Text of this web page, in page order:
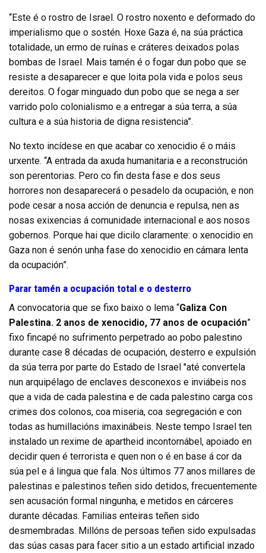
“Este é o rostro de Israel. O rostro noxento e deformado do
imperialismo que o sostén. Hoxe Gaza é, na súa práctica
totalidade, un ermo de ruínas e cráteres deixados polas
bombas de Israel. Mais tamén é o fogar dun pobo que se
resiste a desaparecer e que loita pola vida e polos seus
dereitos. O fogar minguado dun pobo que se nega a ser
varrido polo colonialismo e a entregar a súa terra, a súa
cultura e a súa historia de digna resistencia”.
No texto incídese en que acabar co xenocidio é o máis
urxente. “A entrada da axuda humanitaria e a reconstrución
son perentorias. Pero co fin desta fase e dos seus
horrores non desaparecerá o pesadelo da ocupación, e non
pode cesar a nosa acción de denuncia e repulsa, nen as
nosas exixencias á comunidade internacional e aos nosos
gobernos. Porque hai que dicilo claramente: o xenocidio en
Gaza non é senón unha fase do xenocidio en cámara lenta
da ocupación”.
Parar tamén a ocupación total e o desterro
A convocatoria que se fixo baixo o lema “Galiza Con
Palestina. 2 anos de xenocidio, 77 anos de ocupación”
fixo fincapé no sufrimento perpetrado ao pobo palestino
durante case 8 décadas de ocupación, desterro e expulsión
da súa terra por parte do Estado de Israel "até convertela
nun arquipélago de enclaves desconexos e inviábeis nos
que a vida de cada palestina e de cada palestino carga cos
crimes dos colonos, coa miseria, coa segregación e con
todas as humillacións imaxinábeis. Neste tempo Israel ten
instalado un rexime de apartheid incontornábel, apoiado en
decidir quen é terrorista e quen non o é en base á cor da
súa pel e á lingua que fala. Nos últimos 77 anos millares de
palestinas e palestinos teñen sido detidos, frecuentemente
sen acusación formal ningunha, e metidos en cárceres
durante décadas. Familias enteiras teñen sido
desmembradas. Millóns de persoas teñen sido expulsadas
das súas casas para facer sitio a un estado artificial inzado